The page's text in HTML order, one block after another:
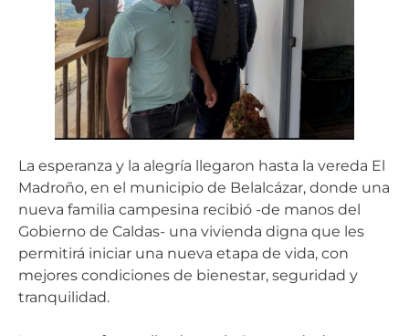
La esperanza y la alegría llegaron hasta la vereda El
Madroño, en el municipio de Belalcázar, donde una
nueva familia campesina recibió -de manos del
Gobierno de Caldas- una vivienda digna que les
permitirá iniciar una nueva etapa de vida, con
mejores condiciones de bienestar, seguridad y
tranquilidad.